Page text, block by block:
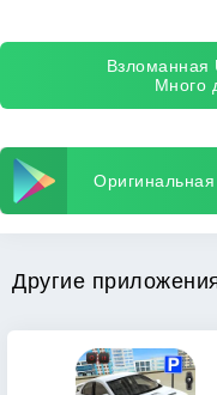
Много
Другие